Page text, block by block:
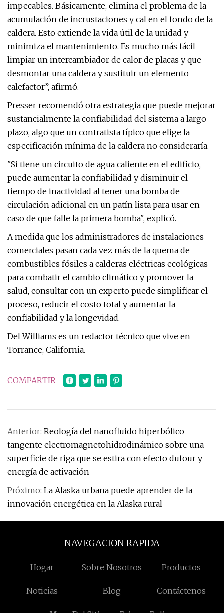
impecables. Básicamente, elimina el problema de la
acumulación de incrustaciones y cal en el fondo de la
caldera. Esto extiende la vida útil de la unidad y
minimiza el mantenimiento. Es mucho más fácil
limpiar un intercambiador de calor de placas y que
desmontar una caldera y sustituir un elemento
calefactor”, afirmó.
Presser recomendó otra estrategia que puede mejorar
sustancialmente la confiabilidad del sistema a largo
plazo, algo que un contratista típico que elige la
especificación mínima de la caldera no consideraría.
"Si tiene un circuito de agua caliente en el edificio,
puede aumentar la confiabilidad y disminuir el
tiempo de inactividad al tener una bomba de
circulación adicional en un patín lista para usar en
caso de que falle la primera bomba", explicó.
A medida que los administradores de instalaciones
comerciales pasan cada vez más de la quema de
combustibles fósiles a calderas eléctricas ecológicas
para combatir el cambio climático y promover la
salud, consultar con un experto puede simplificar el
proceso, reducir el costo total y aumentar la
confiabilidad y la longevidad.
Del Williams es un redactor técnico que vive en
Torrance, California.
COMPARTIR
Anterior: Reología del nanofluido hiperbólico
tangente electromagnetohidrodinámico sobre una
superficie de riga que se estira con efecto dufour y
energía de activación
Próximo: La Alaska urbana puede aprender de la
innovación energética en la Alaska rural
NAVEGACION RAPIDA
Hogar Sobre Nosotros Productos
Noticias Blog Contáctenos